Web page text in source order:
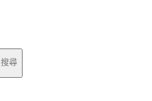
搜尋